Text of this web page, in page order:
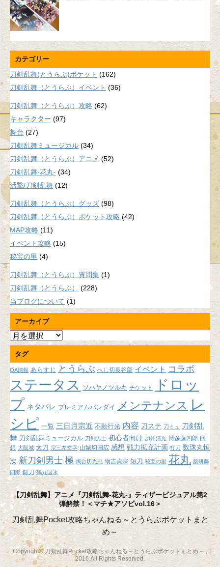
カテゴリー
刀剣乱舞(とうらぶ)ポケット (162)
刀剣乱舞（とうらぶ）イベント (36)
刀剣乱舞（とうらぶ）攻略 (62)
キャラクター (97)
舞台 (27)
刀剣乱舞ミュージカル (34)
刀剣乱舞（とうらぶ）アニメ (52)
刀剣乱舞-花丸- (34)
活撃/刀剣乱舞 (12)
刀剣乱舞（とうらぶ）グッズ (98)
刀剣乱舞（とうらぶ）ポケット攻略 (42)
MAP攻略 (11)
イベント攻略 (15)
秘宝の里 (4)
刀剣乱舞（とうらぶ）質問集 (1)
刀剣乱舞（とうらぶ）
(228)
当ブログについて (1)
アーカイブ
ア
ー
カ
イ
ブ
タグ
OA情報 あらすじ とうらぶ へし切長谷部 イベント コラボ
ステータス ソハヤノツルキ チケット
ドロッ
プ ネタバレ プレミアムバンダイ メンテナンス レ
シピ 一覧 三日月宗近 不動行光 内容 刀ステ 刀ミュ
刀剣乱
舞 刀剣乱舞ミュージカル 刀剣男士 初心者向け 加州清光 博多藤四郎 回
想 大阪城 太刀 宗三左文字 山姥切国広 感想 戦力拡充計画 打刀 数珠丸恒
次 新刀剣男士 極 燭台切光忠 物吉貞宗 短刀 秘宝の里 花丸 薬研藤
四郎 鍛刀 鶴丸国永
【刀剣乱舞】アニメ『刀剣乱舞-花丸-』ティザービジュアル第2
弾解禁！＜マチ★アソビvol.16＞
刀剣乱舞Pocket攻略ちゃんねる～とうらぶポケットまと
め～
Copyright© 刀剣乱舞Pocket攻略ちゃんねる～とうらぶポケットまとめ～ ,
2016 All Rights Reserved.